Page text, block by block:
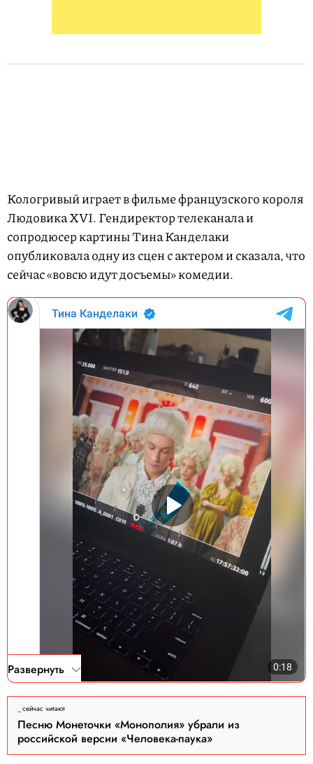
Кологривый играет в фильме французского короля
Людовика XVI. Гендиректор телеканала и
сопродюсер картины Тина Канделаки
опубликовала одну из сцен с актером и сказала, что
сейчас «вовсю идут досъемы» комедии.
Развернуть
сейчас читают
Песню Монеточки «Монополия» убрали из
российской версии «Человека-паука»